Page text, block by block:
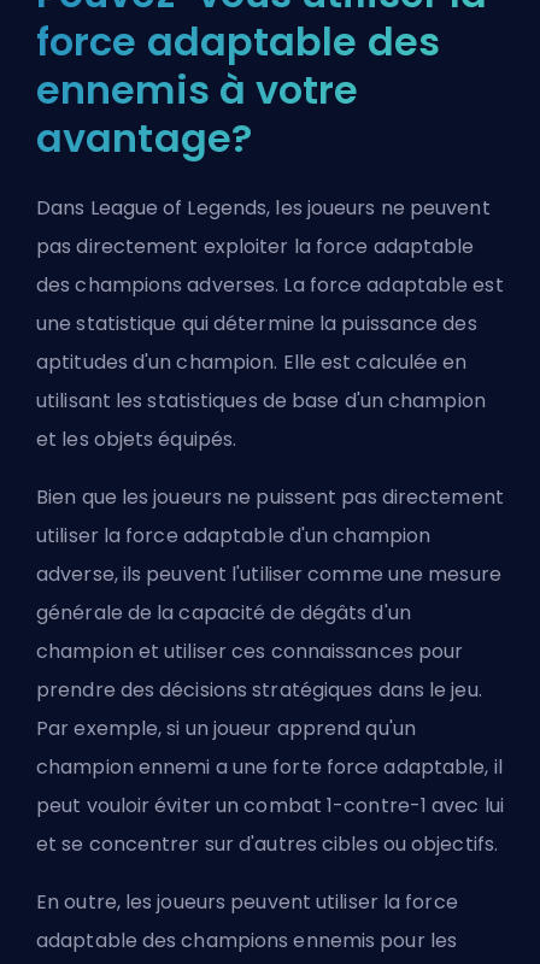
force adaptable des
ennemis à votre
avantage?
Dans League of Legends, les joueurs ne peuvent
pas directement exploiter la force adaptable
des champions adverses. La force adaptable est
une statistique qui détermine la puissance des
aptitudes d'un champion. Elle est calculée en
utilisant les statistiques de base d'un champion
et les objets équipés.
Bien que les joueurs ne puissent pas directement
utiliser la force adaptable d'un champion
adverse, ils peuvent l'utiliser comme une mesure
générale de la capacité de dégâts d'un
champion et utiliser ces connaissances pour
prendre des décisions stratégiques dans le jeu.
Par exemple, si un joueur apprend qu'un
champion ennemi a une forte force adaptable, il
peut vouloir éviter un combat 1-contre-1 avec lui
et se concentrer sur d'autres cibles ou objectifs.
En outre, les joueurs peuvent utiliser la force
adaptable des champions ennemis pour les